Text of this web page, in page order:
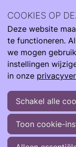
van) te vroeg, te
Ondersteuning
COOKIES OP
Deze website
te functioneren.
we mogen
instellingen
in onze
Schakel alle
Toon cookie-